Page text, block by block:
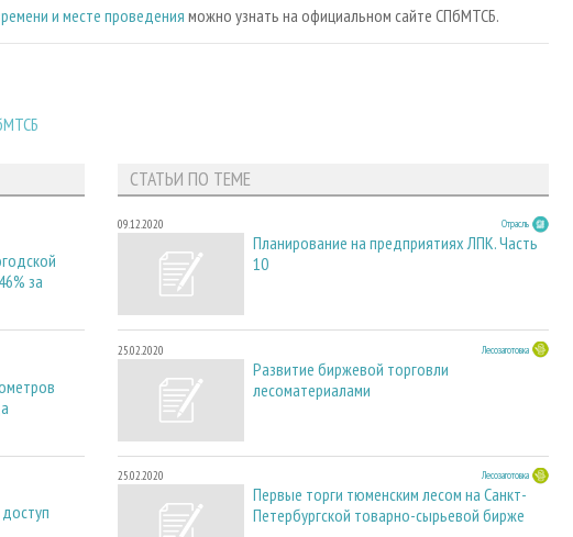
и месте проведения можно узнать на официальном сайте СПбМТСБ.
за
СТАТЬИ ПО ТЕМЕ
09.12.2020 Отрасль
Планирование на предприятиях ЛПК. Часть
10
25.02.2020 Лесозаготовка
Развитие биржевой торговли
лесоматериалами
25.02.2020 Лесозаготовка
Первые торги тюменским лесом на Санкт-
Петербургской товарно-сырьевой бирже